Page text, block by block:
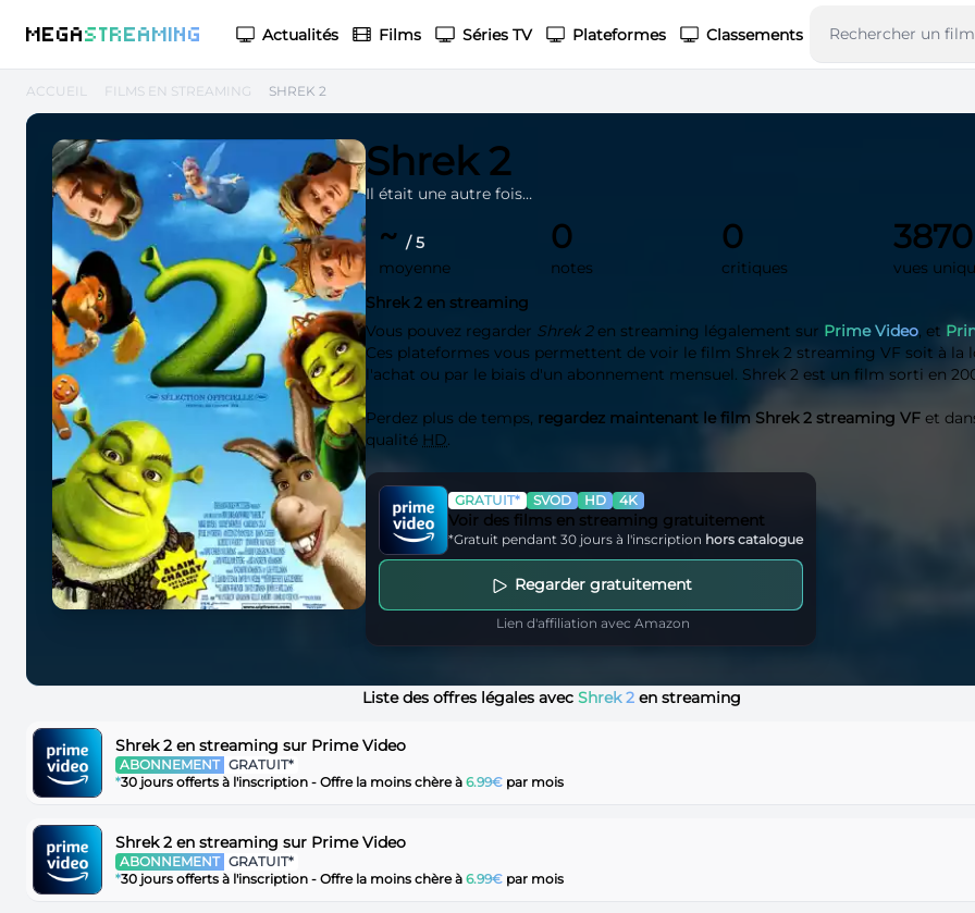
MEGASTREAMING Actualités Films Séries TV Plateformes Classements
ACCUEIL FILMS EN STREAMING SHREK 2
Shrek 2
Il était une autre fois…
~ / 5
moyenne
0
notes
0
critiques
3870
vues
Shrek 2 en streaming
Vous pouvez regarder Shrek 2en streaming légalement sur Prime Video, et
Ces plateformes vous permettent de voir le film Shrek 2 streaming VF soit à la
l'achat ou par le biais d'un abonnement mensuel. Shrek 2 est un film sorti en
Perdez plus de temps, regardez maintenant le film Shrek 2 streaming VF et
qualité HD.
GRATUIT* SVOD HD 4K
Voir des films en streaming gratuitement
*Gratuit pendant 30 jours à l'inscription hors catalogue
Regarder gratuitement
Lien d'affiliation avec Amazon
Liste des offres légales avec Shrek 2 en streaming
Shrek 2 en streaming sur Prime Video
ABONNEMENT GRATUIT*
*30 jours offerts à l'inscription - Offre la moins chère à 6.99€ par mois
Shrek 2 en streaming sur Prime Video
ABONNEMENT GRATUIT*
*30 jours offerts à l'inscription - Offre la moins chère à 6.99€ par mois